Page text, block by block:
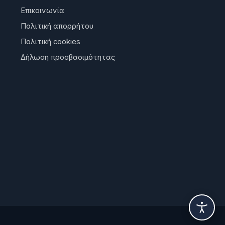
Επικοινωνία
Πολιτική απορρήτου
Πολιτική cookies
Δήλωση προσβασιμότητας